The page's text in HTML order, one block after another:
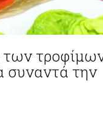
συναντά την